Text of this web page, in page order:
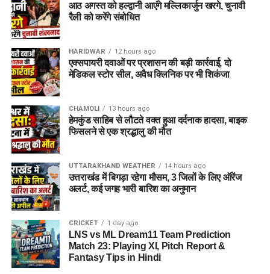
आठ अगस्त को हल्द्वानी आएंगे मल्लिकार्जुन खरगे, चुनावी
रैली को करेंगे संबोधित
HARIDWAR 12 hours ago
एक्सपायरी दवाओं पर प्रशासन की बड़ी कार्रवाई, दो
मेडिकल स्टोर सील, अवैध क्लिनिक पर भी शिकंजा
CHAMOLI 13 hours ago
हेमकुंड साहिब से लौटते वक्त हुआ दर्दनाक हादसा, बाइक
फिसलने से एक श्रद्धालु की मौत
UTTARAKHAND WEATHER 14 hours ago
उत्तराखंड में बिगड़ा रहेगा मौसम, 3 जिलों के लिए ऑरेंज
अलर्ट, कई जगह भारी बारिश का अनुमान
CRICKET 1 day ago
LNS vs ML Dream11 Team Prediction
Match 23: Playing XI, Pitch Report &
Fantasy Tips in Hindi